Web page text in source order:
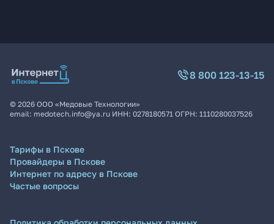
8 800 123-13-15
© 2026 ООО «Медовые Технологии»
email: medotech.info@ya.ru ИНН: 0278180571 ОГРН: 1110280037526
Тарифы в Пскове
Провайдеры в Пскове
Интернет по адресу в Пскове
Частые вопросы